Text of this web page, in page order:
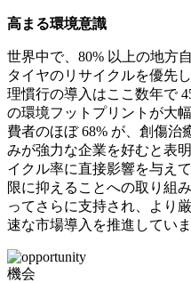
高まる環境意識
世界中で、80% 以上の地方
タイヤのリサイクルを優先
理慣行の導入はここ数年で
の環境フットプリントが大
費者のほぼ 68% が、創傷治
みが強力な企業を好むと表
イクル率に直接影響を与え
限に抑えることへの取り組
ってさらに支持され、より
速な市場導入を推進していま
機会